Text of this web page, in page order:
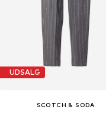
UDSALG
SCOTCH & SODA